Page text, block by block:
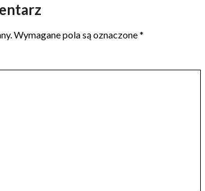
Wymagane pola są oznaczone*